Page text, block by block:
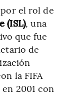
el rol de
(ISL), una
que fue
de
la FIFA
2001 con